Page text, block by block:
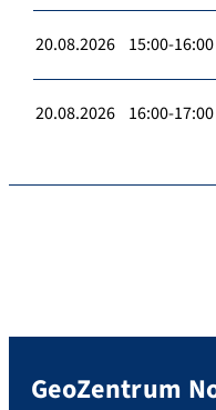
20.08.2026 15:00-16:00
20.08.2026 16:00-17:00
GeoZentrum